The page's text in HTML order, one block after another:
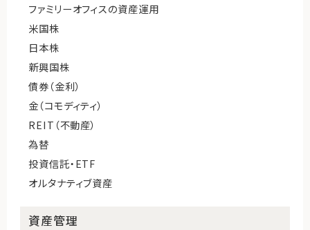
ファミリーオフィスとは
関連書籍
メールマガジン登録
よくある質問
ファミリーオフィスの資産運用
米国株
日本株
新興国株
債券（金利）
金（コモディティ）
REIT（不動産）
為替
投資信託・ETF
オルタナティブ資産
資産管理